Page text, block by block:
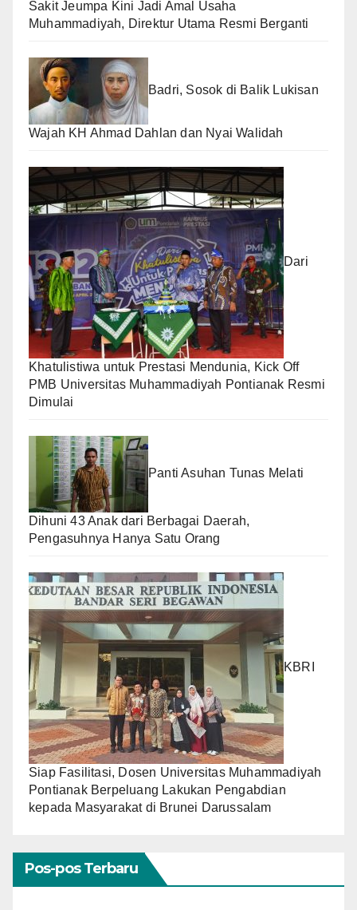
Sakit Jeumpa Kini Jadi Amal Usaha
Muhammadiyah, Direktur Utama Resmi Berganti
Badri, Sosok di Balik Lukisan
Wajah KH Ahmad Dahlan dan Nyai Walidah
Dari
Khatulistiwa untuk Prestasi Mendunia, Kick Off
PMB Universitas Muhammadiyah Pontianak Resmi
Dimulai
Panti Asuhan Tunas Melati
Dihuni 43 Anak dari Berbagai Daerah,
Pengasuhnya Hanya Satu Orang
KBRI
Siap Fasilitasi, Dosen Universitas Muhammadiyah
Pontianak Berpeluang Lakukan Pengabdian
kepada Masyarakat di Brunei Darussalam
Pos-pos Terbaru